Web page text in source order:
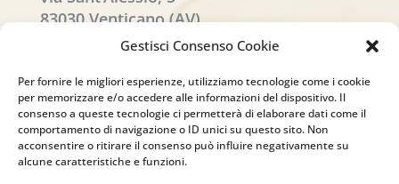
Gestisci Consenso Cookie
Per fornire le migliori esperienze, utilizziamo tecnologie come i cookie
per memorizzare e/o accedere alle informazioni del dispositivo. Il
consenso a queste tecnologie ci permetterà di elaborare dati come il
comportamento di navigazione o ID unici su questo sito. Non
acconsentire o ritirare il consenso può influire negativamente su
alcune caratteristiche e funzioni.
83030 Venticano (AV)
info@studiopizzano.it
P.IVA